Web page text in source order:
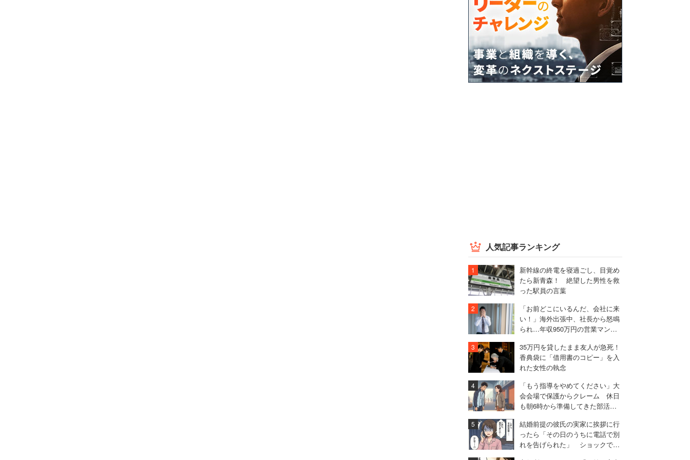
人気記事ランキング
新幹線の終電を寝過ごし、目覚め
たら新青森！ 絶望した男性を救
った駅員の言葉
「お前どこにいるんだ、会社に来
い！」海外出張中、社長から怒鳴
られ…年収950万円の営業マンが
35万円を貸したまま友人が急死！
香典袋に「借用書のコピー」を入
れた女性の執念
「もう指導をやめてください」大
会会場で保護からクレーム 休日
も朝6時から準備してきた部活動
結婚前提の彼氏の実家に挨拶に行
ったら「その日のうちに電話で別
れを告げられた」 ショックで1